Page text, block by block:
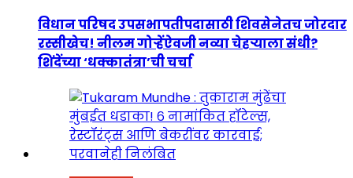
विधान परिषद उपसभापतीपदासाठी शिवसेनेतच जोरदार
रस्सीखेच! नीलम गोऱ्हेंऐवजी नव्या चेहऱ्याला संधी?
शिंदेंच्या ‘धक्कातंत्रा’ची चर्चा